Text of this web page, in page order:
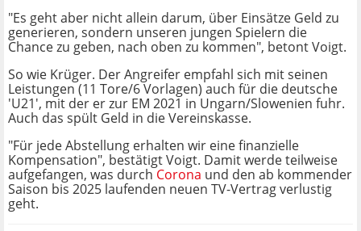
"Es geht aber nicht allein darum, über Einsätze Geld zu
generieren, sondern unseren jungen Spielern die
Chance zu geben, nach oben zu kommen", betont Voigt.
So wie Krüger. Der Angreifer empfahl sich mit seinen
Leistungen (11 Tore/6 Vorlagen) auch für die deutsche
'U21', mit der er zur EM 2021 in Ungarn/Slowenien fuhr.
Auch das spült Geld in die Vereinskasse.
"Für jede Abstellung erhalten wir eine finanzielle
Kompensation", bestätigt Voigt. Damit werde teilweise
aufgefangen, was durch Corona und den ab kommender
Saison bis 2025 laufenden neuen TV-Vertrag verlustig
geht.